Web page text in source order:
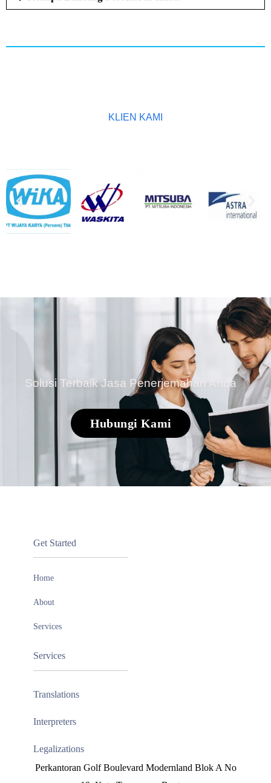
KLIEN KAMI
Solusi Terbaik Jasa Penerjemahan Anda
Hubungi Kami
Get Started
Home
About
Services
Services
Translations
Interpreters
Legalizations
Perkantoran Golf Boulevard Modernland Blok A No